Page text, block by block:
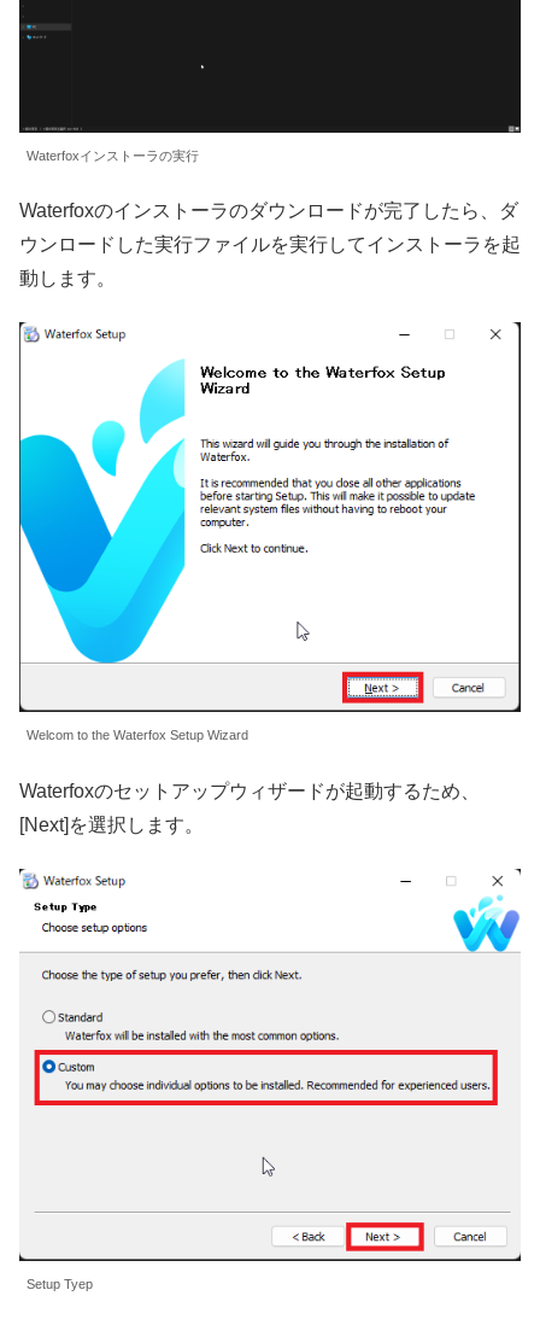
Waterfoxインストーラの実行
Waterfoxのインストーラのダウンロードが完了したら、ダ
ウンロードした実行ファイルを実行してインストーラを起
動します。
Welcom to the Waterfox Setup Wizard
Waterfoxのセットアップウィザードが起動するため、
[Next]を選択します。
Setup Tyep